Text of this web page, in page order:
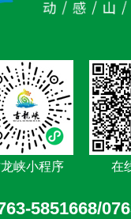
5851668/
峡小程序 在